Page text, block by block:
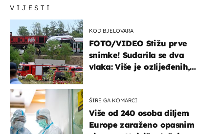
VIJESTI
KOD BJELOVARA
FOTO/VIDEO Stižu prve
snimke! Sudarila se dva
vlaka: Više je ozlijeđenih,
ŠIRE GA KOMARCI
Više od 240 osoba diljem
Europe zaraženo opasnim